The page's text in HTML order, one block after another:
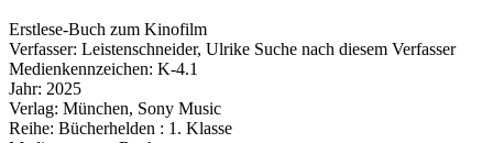
Erstlese-Buch zum Kinofilm
Verfasser: Leistenschneider, Ulrike Suche nach diesem Verfasser
Medienkennzeichen: K-4.1
Jahr: 2025
Verlag: München, Sony Music
Reihe: Bücherhelden : 1. Klasse